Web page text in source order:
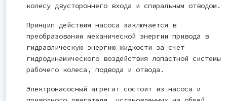
колесу двустороннего входа и спиральным отводом.
Принцип действия насоса заключается в
преобразовании механической энергии привода в
гидравлическую энергию жидкости за счет
гидродинамического воздействия лопастной системы
рабочего колеса, подвода и отвода.
Электронасосный агрегат состоит из насоса и